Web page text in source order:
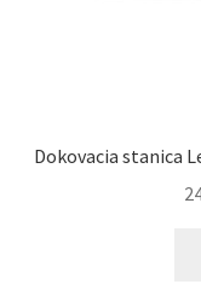
Dokovacia stanica